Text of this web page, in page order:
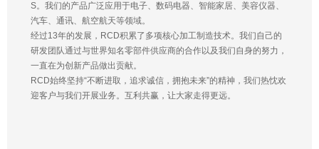
S。我们的产品广泛应用于电子、数码电器、智能家居、美容仪器、
汽车、通讯、航空航天等领域。
经过13年的发展，RCD积累了多项核心加工制造技术。我们自己的
研发团队通过与世界知名零部件供应商的合作以及我们自身的努力，
一直在为创新产品做出贡献。
RCD始终坚持“不断进取，追求诚信，拥抱未来”的精神，我们热忱欢
迎客户与我们开展业务。互利共赢，让大家走得更远。